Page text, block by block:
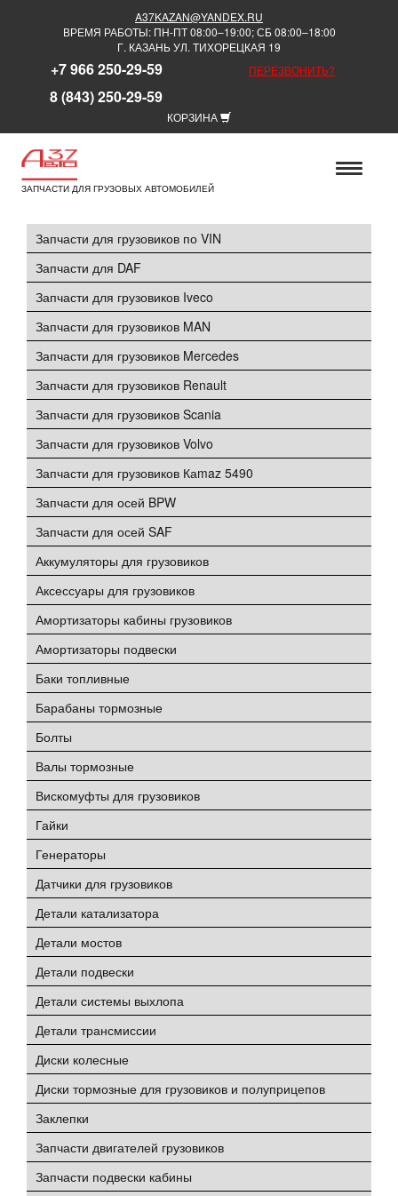
A37KAZAN@YANDEX.RU
ВРЕМЯ РАБОТЫ: ПН-ПТ 08:00–19:00; СБ 08:00–18:00
Г. КАЗАНЬ УЛ. ТИХОРЕЦКАЯ 19
+7 966 250-29-59
8 (843) 250-29-59
ПЕРЕЗВОНИТЬ?
КОРЗИНА
ЗАПЧАСТИ ДЛЯ ГРУЗОВЫХ АВТОМОБИЛЕЙ
Запчасти для грузовиков по VIN
Запчасти для DAF
Запчасти для грузовиков Iveco
Запчасти для грузовиков MAN
Запчасти для грузовиков Mercedes
Запчасти для грузовиков Renault
Запчасти для грузовиков Scania
Запчасти для грузовиков Volvo
Запчасти для грузовиков Каmaz 5490
Запчасти для осей BPW
Запчасти для осей SAF
Аккумуляторы для грузовиков
Аксессуары для грузовиков
Амортизаторы кабины грузовиков
Амортизаторы подвески
Баки топливные
Барабаны тормозные
Болты
Валы тормозные
Вискомуфты для грузовиков
Гайки
Генераторы
Датчики для грузовиков
Детали катализатора
Детали мостов
Детали подвески
Детали системы выхлопа
Детали трансмиссии
Диски колесные
Диски тормозные для грузовиков и полуприцепов
Заклепки
Запчасти двигателей грузовиков
Запчасти подвески кабины